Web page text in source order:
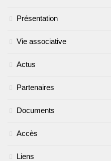
Présentation
Vie associative
Actus
Partenaires
Documents
Accès
Liens